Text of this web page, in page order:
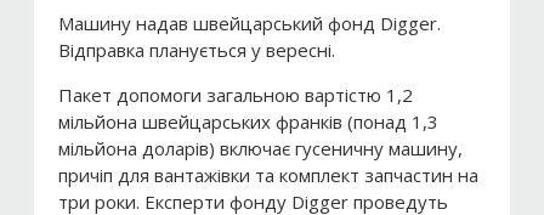
Машину надав швейцарський фонд Digger.
Відправка планується у вересні.
Пакет допомоги загальною вартістю 1,2
мільйона швейцарських франків (понад 1,3
мільйона доларів) включає гусеничну машину,
причіп для вантажівки та комплект запчастин на
три роки. Експерти фонду Digger проведуть